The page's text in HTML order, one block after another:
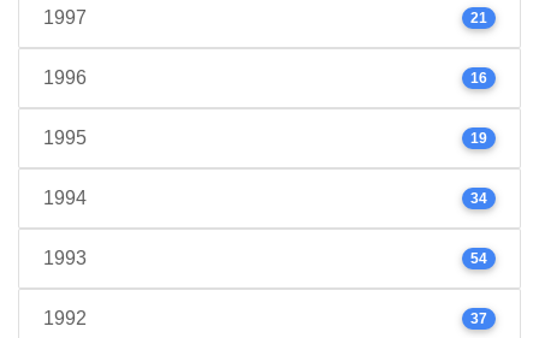
1997 21
1996 16
1995 19
1994 34
1993 54
1992 37